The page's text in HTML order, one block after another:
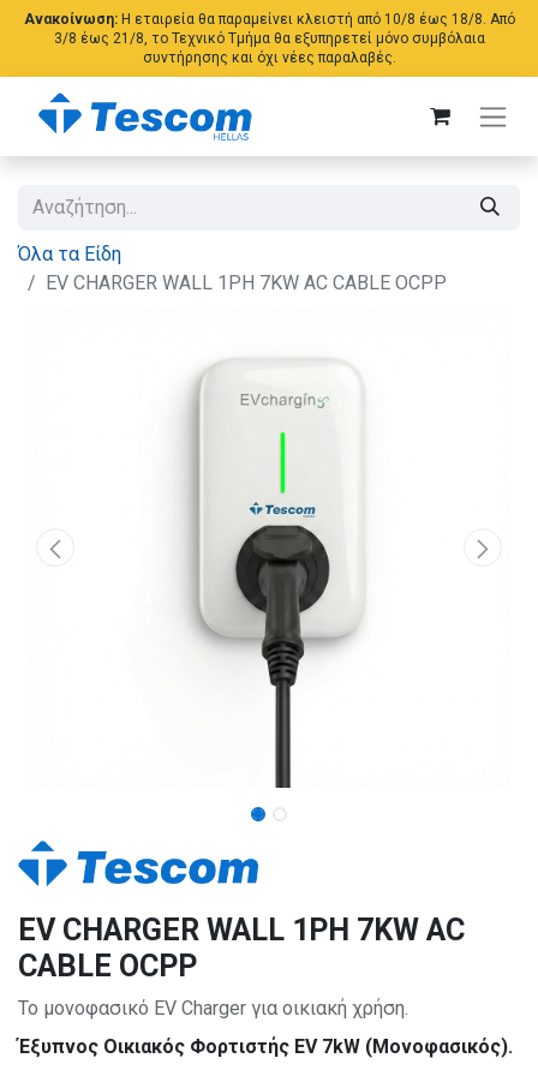
Ανακοίνωση:Η εταιρεία θα παραμείνει κλειστή από 10/8 έως 18/8. Από
3/8 έως 21/8, το Τεχνικό Τμήμα θα εξυπηρετεί μόνο συμβόλαια
συντήρησης και όχι νέες παραλαβές.
Όλα τα Είδη
EV CHARGER WALL 1PH 7KW AC CABLE OCPP
EV CHARGER WALL 1PH 7KW AC
CABLE OCPP
Το μονοφασικό EV Charger για οικιακή χρήση.
Έξυπνος Οικιακός Φορτιστής EV 7kW (Μονοφασικός).